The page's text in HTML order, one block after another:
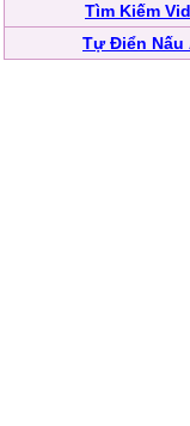
Tìm Kiếm
Tự Điển Nấu